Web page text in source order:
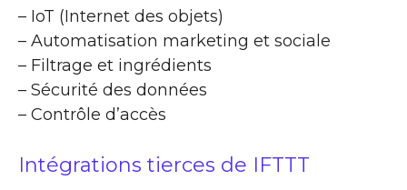
– IoT (Internet des objets)
– Automatisation marketing et sociale
– Filtrage et ingrédients
– Sécurité des données
– Contrôle d’accès
Intégrations tierces de IFTTT